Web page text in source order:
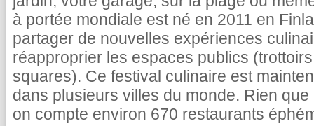
à portée mondiale est né en 2011 en
partager de nouvelles expériences
réapproprier les espaces publics
squares). Ce festival culinaire est
dans plusieurs villes du monde. Rien
on compte environ 670 restaurants